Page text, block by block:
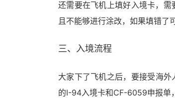
还需要在飞机上填好入境卡，
且不能够进行涂改，如果填错了
三、入境流程
大家下了飞机之后，要接受海
的I-94入境卡和CF-6059申报单